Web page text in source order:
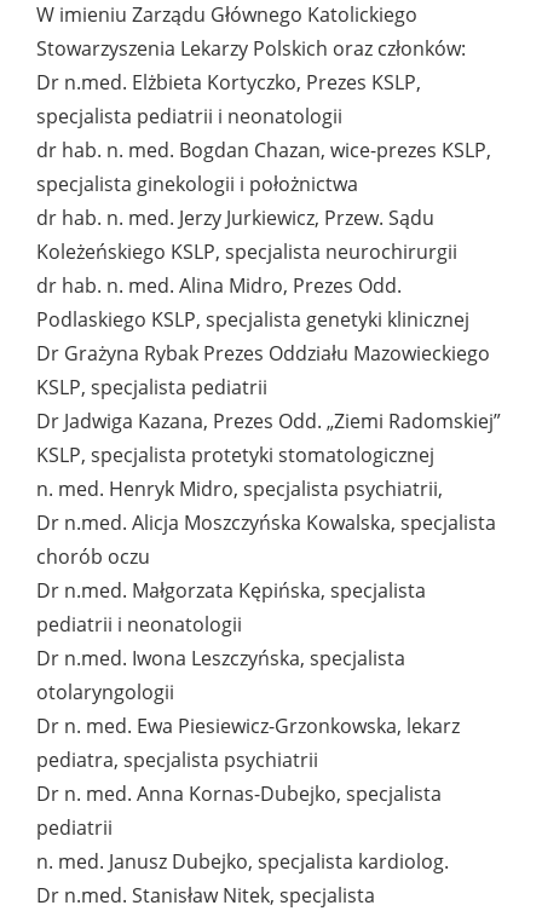
W imieniu Zarządu Głównego Katolickiego
Stowarzyszenia Lekarzy Polskich oraz członków:
Dr n.med. Elżbieta Kortyczko, Prezes KSLP,
specjalista pediatrii i neonatologii
dr hab. n. med. Bogdan Chazan, wice-prezes KSLP,
specjalista ginekologii i położnictwa
dr hab. n. med. Jerzy Jurkiewicz, Przew. Sądu
Koleżeńskiego KSLP, specjalista neurochirurgii
dr hab. n. med. Alina Midro, Prezes Odd.
Podlaskiego KSLP, specjalista genetyki klinicznej
Dr Grażyna Rybak Prezes Oddziału Mazowieckiego
KSLP, specjalista pediatrii
Dr Jadwiga Kazana, Prezes Odd. „Ziemi Radomskiej”
KSLP, specjalista protetyki stomatologicznej
n. med. Henryk Midro, specjalista psychiatrii,
Dr n.med. Alicja Moszczyńska Kowalska, specjalista
chorób oczu
Dr n.med. Małgorzata Kępińska, specjalista
pediatrii i neonatologii
Dr n.med. Iwona Leszczyńska, specjalista
otolaryngologii
Dr n. med. Ewa Piesiewicz-Grzonkowska, lekarz
pediatra, specjalista psychiatrii
Dr n. med. Anna Kornas-Dubejko, specjalista
pediatrii
n. med. Janusz Dubejko, specjalista kardiolog.
Dr n.med. Stanisław Nitek, specjalista